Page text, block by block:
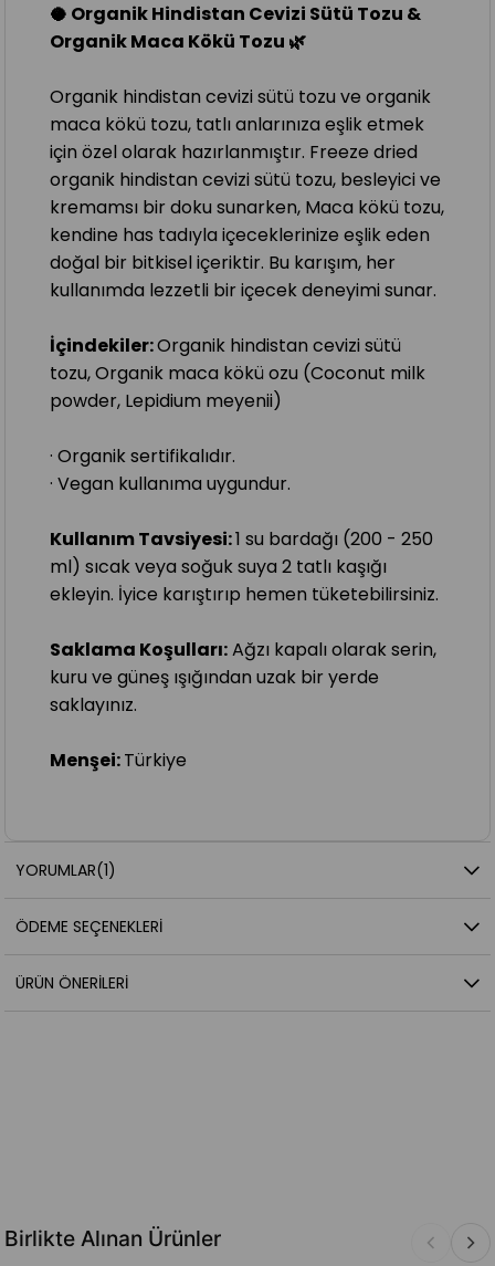
🥥 Organik Hindistan Cevizi Sütü Tozu &
Organik Maca Kökü Tozu 🌿
Organik hindistan cevizi sütü tozu ve organik
maca kökü tozu, tatlı anlarınıza eşlik etmek
için özel olarak hazırlanmıştır. Freeze dried
organik hindistan cevizi sütü tozu, besleyici ve
kremamsı bir doku sunarken, Maca kökü tozu,
kendine has tadıyla içeceklerinize eşlik eden
doğal bir bitkisel içeriktir. Bu karışım, her
kullanımda lezzetli bir içecek deneyimi sunar.
İçindekiler:Organik hindistan cevizi sütü
tozu, Organik maca kökü ozu (Coconut milk
powder, Lepidium meyenii)
· Organik sertifikalıdır.
· Vegan kullanıma uygundur.
Kullanım Tavsiyesi:1 su bardağı (200 - 250
ml) sıcak veya soğuk suya 2 tatlı kaşığı
ekleyin. İyice karıştırıp hemen tüketebilirsiniz.
Saklama Koşulları:Ağzı kapalı olarak serin,
kuru ve güneş ışığından uzak bir yerde
saklayınız.
Menşei:Türkiye
YORUMLAR(1)
ÖDEME SEÇENEKLERI
ÜRÜN ÖNERILERI